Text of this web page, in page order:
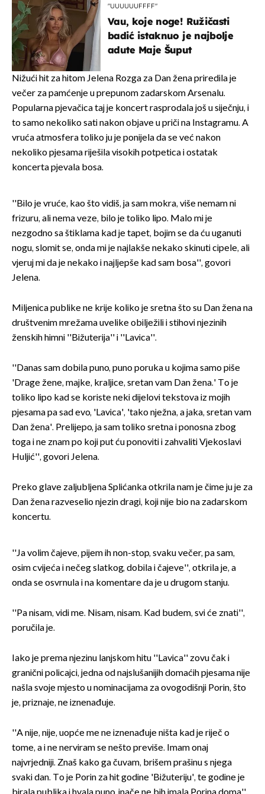
"UUUUUUFFFF"
Vau, koje noge! Ružičasti
badić istaknuo je najbolje
adute Maje Šuput
Nižući hit za hitom Jelena Rozga za Dan žena priredila je
večer za pamćenje u prepunom zadarskom Arsenalu.
Popularna pjevačica taj je koncert rasprodala još u siječnju, i
to samo nekoliko sati nakon objave u priči na Instagramu. A
vruća atmosfera toliko ju je ponijela da se već nakon
nekoliko pjesama riješila visokih potpetica i ostatak
koncerta pjevala bosa.
''Bilo je vruće, kao što vidiš, ja sam mokra, više nemam ni
frizuru, ali nema veze, bilo je toliko lipo. Malo mi je
nezgodno sa štiklama kad je tapet, bojim se da ću uganuti
nogu, slomit se, onda mi je najlakše nekako skinuti cipele, ali
vjeruj mi da je nekako i najljepše kad sam bosa'', govori
Jelena.
Miljenica publike ne krije koliko je sretna što su Dan žena na
društvenim mrežama uvelike obilježili i stihovi njezinih
ženskih himni ''Bižuterija'' i ''Lavica''.
''Danas sam dobila puno, puno poruka u kojima samo piše
'Drage žene, majke, kraljice, sretan vam Dan žena.' To je
toliko lipo kad se koriste neki dijelovi tekstova iz mojih
pjesama pa sad evo, 'Lavica', 'tako nježna, a jaka, sretan vam
Dan žena'. Prelijepo, ja sam toliko sretna i ponosna zbog
toga i ne znam po koji put ću ponoviti i zahvaliti Vjekoslavi
Huljić'', govori Jelena.
Preko glave zaljubljena Splićanka otkrila nam je čime ju je za
Dan žena razveselio njezin dragi, koji nije bio na zadarskom
koncertu.
''Ja volim čajeve, pijem ih non-stop, svaku večer, pa sam,
osim cvijeća i nečeg slatkog, dobila i čajeve'', otkrila je, a
onda se osvrnula i na komentare da je u drugom stanju.
''Pa nisam, vidi me. Nisam, nisam. Kad budem, svi će znati'',
poručila je.
Iako je prema njezinu lanjskom hitu ''Lavica'' zovu čak i
granični policajci, jedna od najslušanijih domaćih pjesama nije
našla svoje mjesto u nominacijama za ovogodišnji Porin, što
je, priznaje, ne iznenađuje.
''A nije, nije, uopće me ne iznenađuje ništa kad je riječ o
tome, a i ne nerviram se nešto previše. Imam onaj
najvrjedniji. Znaš kako ga čuvam, brišem prašinu s njega
svaki dan. To je Porin za hit godine 'Bižuteriju', te godine je